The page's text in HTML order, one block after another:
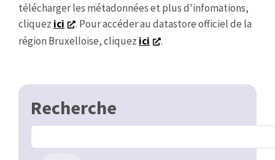
télécharger les métadonnées et plus d'infomations,
cliquez ici
. Pour accéder au datastore officiel de la
région Bruxelloise, cliquez ici .
Recherche